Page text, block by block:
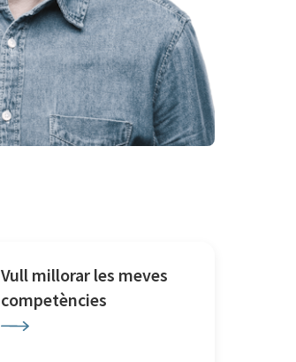
Vull millorar les meves
competències